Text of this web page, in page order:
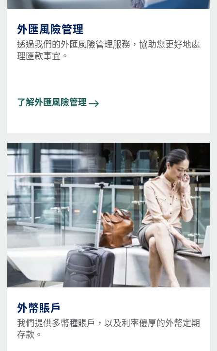
外匯風險管理
透過我們的外匯風險管理服務，協助您更好地處
理匯款事宜。
了解外匯風險管理
圖片
外幣賬戶
我們提供多幣種賬戶，以及利率優厚的外幣定期
存款。